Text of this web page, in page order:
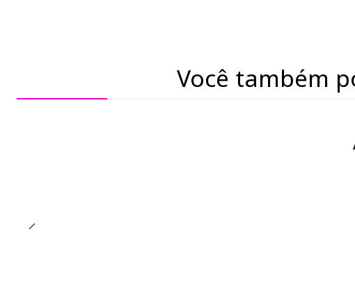
Você também